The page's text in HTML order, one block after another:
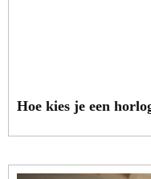
Hoe kies je een